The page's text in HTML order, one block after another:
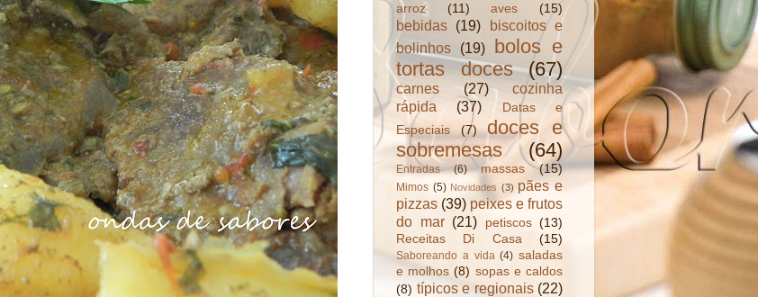
arroz (11) aves (15)
bebidas (19)
biscoitos e
bolinhos
(19)
bolos e
tortas doces
(67)
carnes (27)
cozinha
rápida
(37)
Datas e
Especiais
(7)
doces e
sobremesas
(64)
Entradas (6) massas (15)
Mimos (5) Novidades (3) pães e
pizzas (39) peixes e frutos
do mar (21) petiscos (13)
Receitas Di Casa
(15)
Saboreando a vida (4) saladas
e molhos (8) sopas e caldos
(8) típicos e regionais (22)